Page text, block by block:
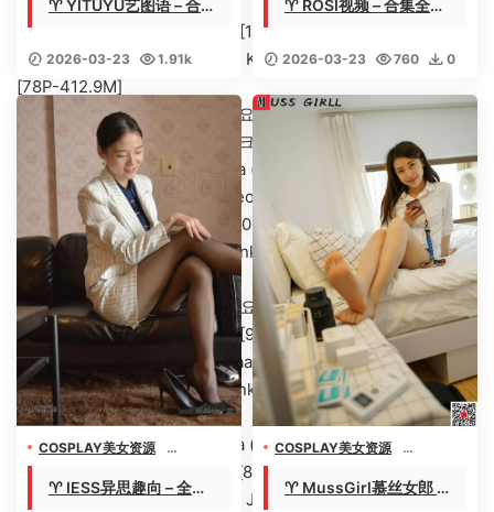
[ARTGRAVIA] VOL.498 Dami [107P-769MB]
[ARTGRAVIA]VOL.492 &8211; Kang Inkyung강인경(姜仁卿)
[78P-412.9M]
[ArtGravia] Vol.491 Wuyo (우요)[97P-146.3M]
[ARTGRAVIA] Vol.485 연유밀크 [85P-164MB]
ArtGravia Vol.484 &8211; Sira (시라)[81P-784.2M]
[ARTGRAVIA] VOL.482 Hyoyeon [86P-152MB]
[ARTGRAVIA]VOL.481 Dami[105P-158.7M]
[ARTGRAVIA]VOL.478 Kang Inkyung강인경(姜仁卿)[106P-
208.5M]
[ArtGravia] Vol.476 Wuyo (우요)[100P-163.6M]
[ARTGRAVIA] VOL.473 Yuna [92P-203MB]
[ARTGRAVIA] VOL.472 Nyahaahi [102P-178MB]
[ARTGRAVIA]VOL.471 Kang Inkyung강인경(姜仁卿) [87P-
159M]
ArtGravia Vol.470 &8211; Sira (시라)[85P-1.01G]
[ARTGRAVIA]VOL.467 Merry[84P／164MB]
[ARTGRAVIA]VOL.466 &8211; Jangjoo (장주)[97P-1.23G]
美女专辑套图视频
♈ YITUYU艺图语 – 合
【351G-2026.3】 –
2026-03-23
1.91k
0
美女专辑套图视频
♈ ROSI视频 – 合集全套
【244.7G-2026.3】 –
2026-03-23 760 0
COSPLAY美女资源
美女专辑套图视频
♈ IESS异思趣向 – 全套
COSPLAY美女资源
美女专辑套图视频
♈ MussGirl慕丝女郎 –